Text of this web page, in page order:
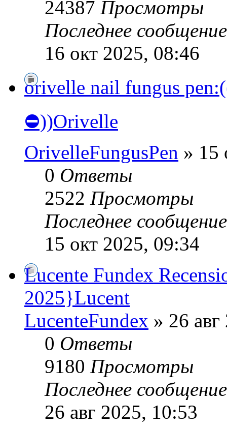
24387 Просмотры
Последнее
16 окт 2025, 08:46
orivelle nail fungus
⛔))Orivelle
OrivelleFungusPen » 15
0 Ответы
2522 Просмотры
Последнее
15 окт 2025, 09:34
Lucente Fundex
2025}Lucent
LucenteFundex » 26
0 Ответы
9180 Просмотры
Последнее
26 авг 2025, 10:53